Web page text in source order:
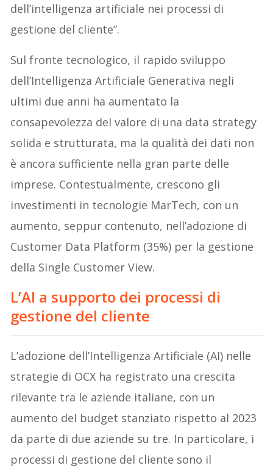
dell’intelligenza artificiale nei processi di
gestione del cliente”.
Sul fronte tecnologico, il rapido sviluppo
dell’Intelligenza Artificiale Generativa negli
ultimi due anni ha aumentato la
consapevolezza del valore di una data strategy
solida e strutturata, ma la qualità dei dati non
è ancora sufficiente nella gran parte delle
imprese. Contestualmente, crescono gli
investimenti in tecnologie MarTech, con un
aumento, seppur contenuto, nell’adozione di
Customer Data Platform (35%) per la gestione
della Single Customer View.
L’AI a supporto dei processi di
gestione del cliente
L’adozione dell’Intelligenza Artificiale (AI) nelle
strategie di OCX ha registrato una crescita
rilevante tra le aziende italiane, con un
aumento del budget stanziato rispetto al 2023
da parte di due aziende su tre. In particolare, i
processi di gestione del cliente sono il